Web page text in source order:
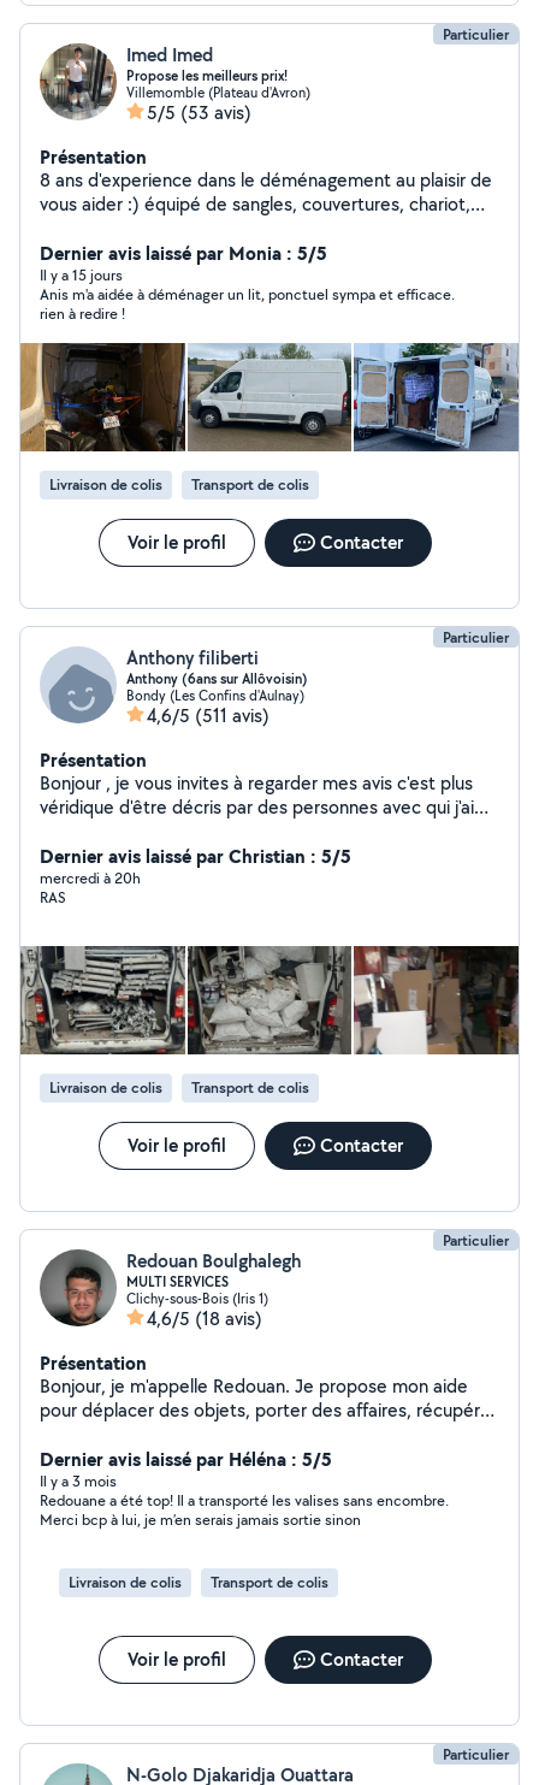
Particulier
Imed Imed
Propose les meilleurs prix!
Villemomble (Plateau d'Avron)
5/5 (53 avis)
Présentation
8 ans d'experience dans le déménagement au plaisir de
vous aider :) équipé de sangles, couvertures, chariot,
Dernier avis laissé par Monia : 5/5
Il y a 15 jours
Anis m'a aidée à déménager un lit, ponctuel sympa et efficace.
rien à redire !
Livraison de colis Transport de colis
Voir le profil Contacter
Particulier
Anthony filiberti
Anthony (6ans sur Allôvoisin)
Bondy (Les Confins d'Aulnay)
4,6/5 (511 avis)
Présentation
Bonjour , je vous invites à regarder mes avis c'est plus
véridique d'être décris par des personnes avec qui j'ai
Dernier avis laissé par Christian : 5/5
mercredi à 20h
RAS
Livraison de colis Transport de colis
Voir le profil Contacter
Particulier
Redouan Boulghalegh
MULTI SERVICES
Clichy-sous-Bois (Iris 1)
4,6/5 (18 avis)
Présentation
Bonjour, je m'appelle Redouan. Je propose mon aide
pour déplacer des objets, porter des affaires, récupérer
transports du quotidien. Je suis sérieux, ponctuel et
soigneux. J'aide volontiers pour le chargement et le
déplacement d'objets selon vos besoins. N'hésitez pas
à me contacter, je réponds rapidement.
Dernier avis laissé par Héléna : 5/5
Il y a 3 mois
Redouane a été top! Il a transporté les valises sans encombre.
Merci bcp à lui, je m’en serais jamais sortie sinon
Livraison de colis Transport de colis
Voir le profil Contacter
Particulier
N-Golo Djakaridja Ouattara